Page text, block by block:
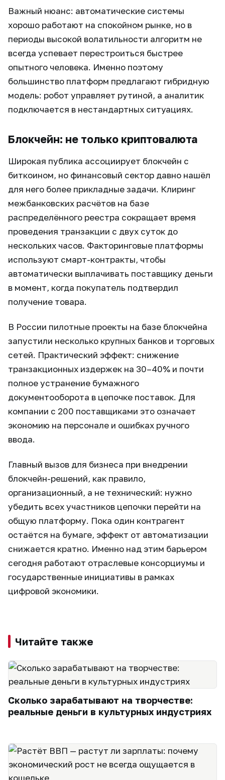
Важный нюанс: автоматические системы
хорошо работают на спокойном рынке, но в
периоды высокой волатильности алгоритм не
всегда успевает перестроиться быстрее
опытного человека. Именно поэтому
большинство платформ предлагают гибридную
модель: робот управляет рутиной, а аналитик
подключается в нестандартных ситуациях.
Блокчейн: не только криптовалюта
Широкая публика ассоциирует блокчейн с
биткоином, но финансовый сектор давно нашёл
для него более прикладные задачи. Клиринг
межбанковских расчётов на базе
распределённого реестра сокращает время
проведения транзакции с двух суток до
нескольких часов. Факторинговые платформы
используют смарт-контракты, чтобы
автоматически выплачивать поставщику деньги
в момент, когда покупатель подтвердил
получение товара.
В России пилотные проекты на базе блокчейна
запустили несколько крупных банков и торговых
сетей. Практический эффект: снижение
транзакционных издержек на 30–40% и почти
полное устранение бумажного
документооборота в цепочке поставок. Для
компании с 200 поставщиками это означает
экономию на персонале и ошибках ручного
ввода.
Главный вызов для бизнеса при внедрении
блокчейн-решений, как правило,
организационный, а не технический: нужно
убедить всех участников цепочки перейти на
общую платформу. Пока один контрагент
остаётся на бумаге, эффект от автоматизации
снижается кратно. Именно над этим барьером
сегодня работают отраслевые консорциумы и
государственные инициативы в рамках
цифровой экономики.
Читайте также
Сколько зарабатывают на творчестве:
реальные деньги в культурных индустриях